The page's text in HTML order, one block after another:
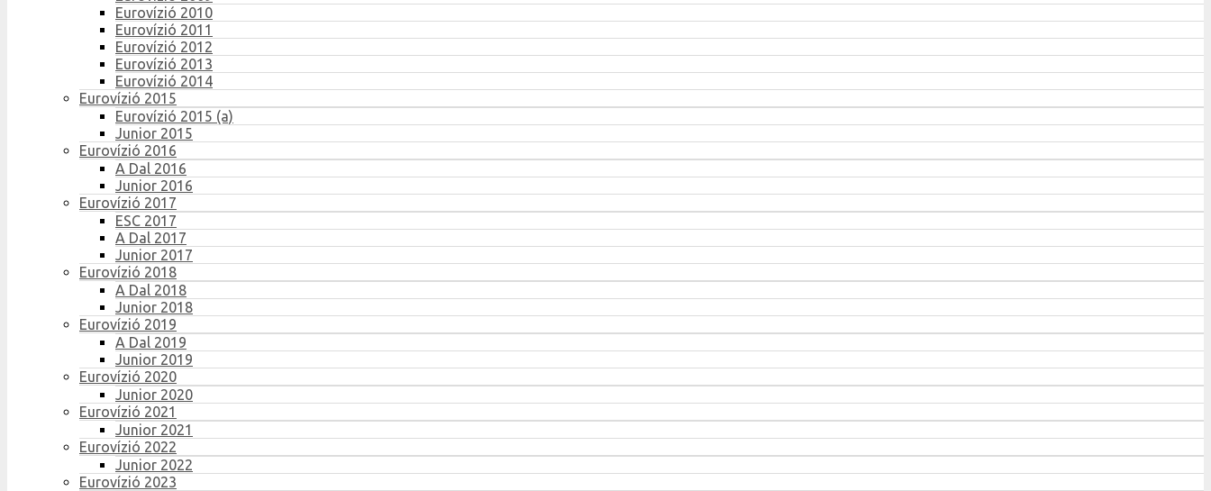
Eurovízió 2010
Eurovízió 2011
Eurovízió 2012
Eurovízió 2013
Eurovízió 2014
Eurovízió 2015
Eurovízió 2015 (a)
Junior 2015
Eurovízió 2016
A Dal 2016
Junior 2016
Eurovízió 2017
ESC 2017
A Dal 2017
Junior 2017
Eurovízió 2018
A Dal 2018
Junior 2018
Eurovízió 2019
A Dal 2019
Junior 2019
Eurovízió 2020
Junior 2020
Eurovízió 2021
Junior 2021
Eurovízió 2022
Junior 2022
Eurovízió 2023